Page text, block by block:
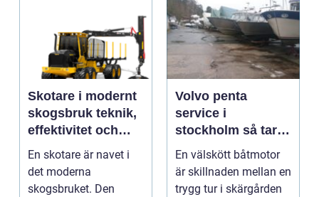
Skotare i modernt
skogsbruk teknik,
effektivitet och
hållbarhet
En skotare är navet i
det moderna
skogsbruket. Den
Volvo penta
service i
stockholm så tar
du hand om din
båtmotor på rätt
sätt
En välskött båtmotor
är skillnaden mellan en
trygg tur i skärgården